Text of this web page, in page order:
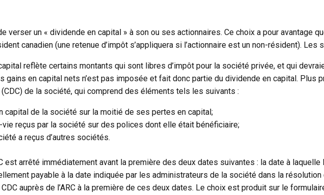
un « dividende en capital » à son ou ses actionnaires. Ce choix a pour avantage
canadien (une retenue d’impôt s’appliquera si l’actionnaire est un non-résident).
reflète certains montants qui sont libres d’impôt pour la société privée, et qui
gains en capital nets n’est pas imposée et fait donc partie du dividende en capital. Plus
de la société, qui comprend des éléments tels les suivants :
capital de la société sur la moitié de ses pertes en capital;
vie reçus par la société sur des polices dont elle était bénéficiaire;
a reçus d’autres sociétés.
est arrêté immédiatement avant la première des deux dates suivantes : la date à
payable à la date indiquée par les administrateurs de la société dans la
auprès de l’ARC à la première de ces deux dates. Le choix est produit sur le